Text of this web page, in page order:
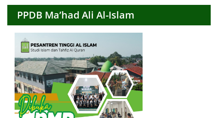
PPDB Ma’had Ali Al-Islam